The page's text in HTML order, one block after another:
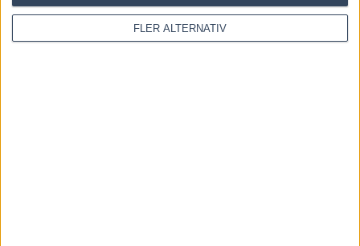
FLER ALTERNATIV